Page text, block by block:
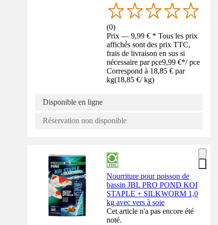
(0)
Prix — 9,99 € * Tous les prix
affichés sont des prix TTC,
frais de livraison en sus si
nécessaire par pce9,99 €*/ pce
Correspond à 18,85 € par
kg(18,85 €/ kg)
Disponible en ligne
Réservation non disponible
Nourriture pour poisson de
bassin JBL PRO POND KOI
STAPLE + SILKWORM 1,0
kg avec vers à soie
Cet article n'a pas encore été
noté.